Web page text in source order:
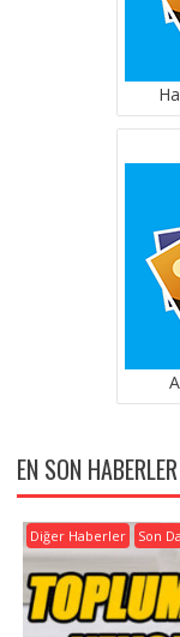
EN SON HABERLER
Diğer Haberler Son